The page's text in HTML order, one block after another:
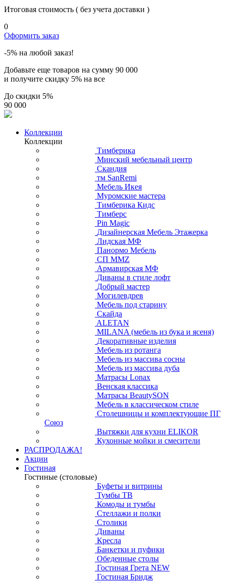
Итоговая стоимость ( без учета доставки )
0
Оформить заказ
-5% на любой заказ!
Добавьте еще товаров на сумму 90 000
и получите скидку 5% на все
До скидки 5%
90 000
Коллекции
Коллекции
Тимберика
Минский мебельный центр
Скандия
тм SanRemi
Мебель Икея
Муромские мастера
Тимберика Кидс
Тимберс
Pin Magic
Дизайнерская Мебель Этажерка
Лидская МФ
Панормо Мебель
СП ММZ
Армавирская МФ
Диваны в стиле лофт
Добрый мастер
Могилевдрев
Мебель под старину
Скайда
ALETAN
MILANA (мебель из бука и ясеня)
Декоративные изделия
Мебель из ротанга
Мебель из массива сосны
Мебель из массива дуба
Матрасы Lonax
Венская классика
Матрасы BeautySON
Мебель в классическом стиле
Столешницы и комплектующие ПГ
Союз
Вытяжки для кухни ELIKOR
Кухонные мойки и смесители
РАСПРОДАЖА!
Акции
Гостиная
Гостиные (столовые)
Буфеты и витрины
Тумбы ТВ
Комоды и тумбы
Стеллажи и полки
Столики
Диваны
Кресла
Банкетки и пуфики
Обеденные столы
Гостиная Грета NEW
Гостиная Бридж